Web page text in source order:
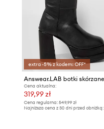
extra -5% z kodem: OFF*
Cena aktualna:
319,99 zł
Cena regularna: 549,99 zł
Najniższa cena z 30 dni przed obniżką: